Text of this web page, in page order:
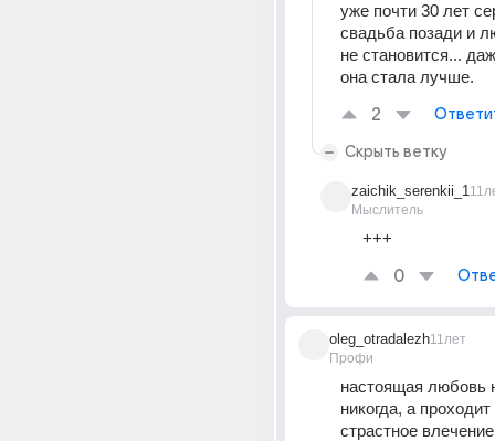
уже почти 30 лет
свадьба позади и
не становится...
она стала лучше.
2
Скрыть ветку
zaichik_serenkii_1
Мыслитель
+++
0
oleg_otradalezh
Профи
11лет
настоящая любовь
никогда, а
страстное